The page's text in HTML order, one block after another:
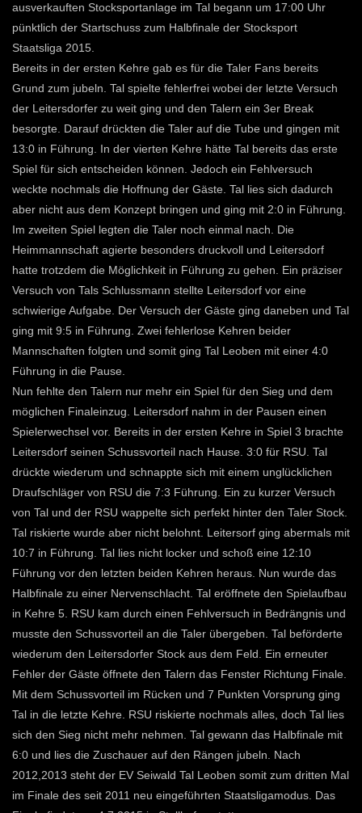
ausverkauften Stocksportanlage im Tal begann um 17:00 Uhr
pünktlich der Startschuss zum Halbfinale der Stocksport
Staatsliga 2015.
Bereits in der ersten Kehre gab es für die Taler Fans bereits
Grund zum jubeln. Tal spielte fehlerfrei wobei der letzte Versuch
der Leitersdorfer zu weit ging und den Talern ein 3er Break
besorgte. Darauf drückten die Taler auf die Tube und gingen mit
13:0 in Führung. In der vierten Kehre hätte Tal bereits das erste
Spiel für sich entscheiden können. Jedoch ein Fehlversuch
weckte nochmals die Hoffnung der Gäste. Tal lies sich dadurch
aber nicht aus dem Konzept bringen und ging mit 2:0 in Führung.
Im zweiten Spiel legten die Taler noch einmal nach. Die
Heimmannschaft agierte besonders druckvoll und Leitersdorf
hatte trotzdem die Möglichkeit in Führung zu gehen. Ein präziser
Versuch von Tals Schlussmann stellte Leitersdorf vor eine
schwierige Aufgabe. Der Versuch der Gäste ging daneben und Tal
ging mit 9:5 in Führung. Zwei fehlerlose Kehren beider
Mannschaften folgten und somit ging Tal Leoben mit einer 4:0
Führung in die Pause.
Nun fehlte den Talern nur mehr ein Spiel für den Sieg und dem
möglichen Finaleinzug. Leitersdorf nahm in der Pausen einen
Spielerwechsel vor. Bereits in der ersten Kehre in Spiel 3 brachte
Leitersdorf seinen Schussvorteil nach Hause. 3:0 für RSU. Tal
drückte wiederum und schnappte sich mit einem unglücklichen
Draufschläger von RSU die 7:3 Führung. Ein zu kurzer Versuch
von Tal und der RSU wappelte sich perfekt hinter den Taler Stock.
Tal riskierte wurde aber nicht belohnt. Leitersorf ging abermals mit
10:7 in Führung. Tal lies nicht locker und schoß eine 12:10
Führung vor den letzten beiden Kehren heraus. Nun wurde das
Halbfinale zu einer Nervenschlacht. Tal eröffnete den Spielaufbau
in Kehre 5. RSU kam durch einen Fehlversuch in Bedrängnis und
musste den Schussvorteil an die Taler übergeben. Tal beförderte
wiederum den Leitersdorfer Stock aus dem Feld. Ein erneuter
Fehler der Gäste öffnete den Talern das Fenster Richtung Finale.
Mit dem Schussvorteil im Rücken und 7 Punkten Vorsprung ging
Tal in die letzte Kehre. RSU riskierte nochmals alles, doch Tal lies
sich den Sieg nicht mehr nehmen. Tal gewann das Halbfinale mit
6:0 und lies die Zuschauer auf den Rängen jubeln. Nach
2012,2013 steht der EV Seiwald Tal Leoben somit zum dritten Mal
im Finale des seit 2011 neu eingeführten Staatsligamodus. Das